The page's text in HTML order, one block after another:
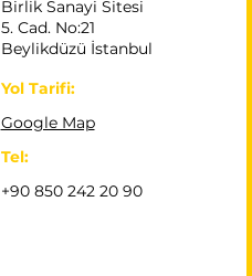
Birlik Sanayi Sitesi
5. Cad. No:21
Beylikdüzü İstanbul
Yol Tarifi:
Google Map
Tel:
+90 850 242 20 90